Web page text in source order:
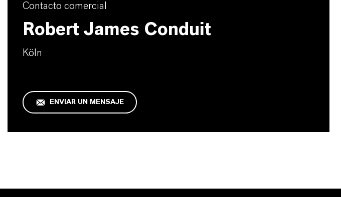
Contacto comercial
Robert James Conduit
Köln
ENVIAR UN MENSAJE